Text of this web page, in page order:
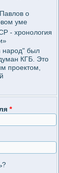
о
уме
- хронология
народ" был
КГБ. Это
проектом,
*